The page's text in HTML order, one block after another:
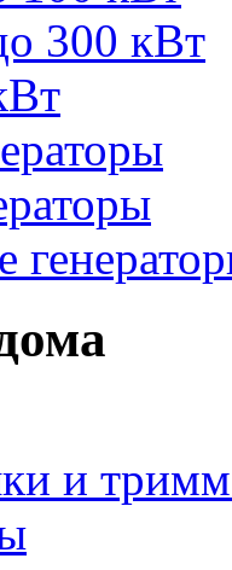
300 кВт
и